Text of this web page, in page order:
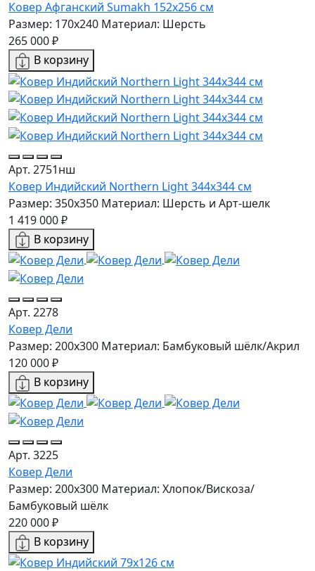
Ковер Афганский Sumakh 152x256 см
Размер: 170x240 Материал: Шерсть
265 000 ₽
В корзину
Арт. 2751нш
Ковер Индийский Northern Light 344x344 см
Размер: 350x350 Материал: Шерсть и Арт-шелк
1 419 000 ₽
В корзину
Арт. 2278
Ковер Дели
Размер: 200x300 Материал: Бамбуковый шёлк/Акрил
120 000 ₽
В корзину
Арт. 3225
Ковер Дели
Размер: 200х300 Материал: Хлопок/Вискоза/
Бамбуковый шёлк
220 000 ₽
В корзину